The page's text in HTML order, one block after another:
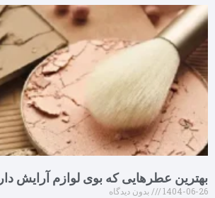
بهترین عطرهایی که بوی لوازم آرایش
1404-06-26
بدون دیدگاه